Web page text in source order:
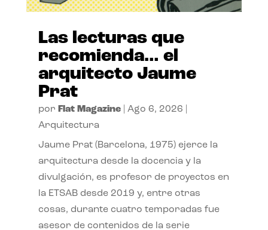
Las lecturas que
recomienda… el
arquitecto Jaume
Prat
por Flat Magazine| Ago 6, 2026
Arquitectura
Jaume Prat (Barcelona, 1975) ejerce la
arquitectura desde la docencia y la
divulgación, es profesor de proyectos en
la ETSAB desde 2019 y, entre otras
cosas, durante cuatro temporadas fue
asesor de contenidos de la serie